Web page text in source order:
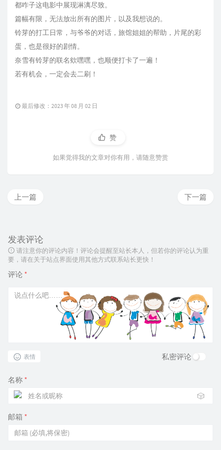
都咋子这电影中展现淋漓尽致。
篇幅有限，无法放出所有的图片，以及我想说的。
铃芽的打工日常，与爷爷的对话，旅馆姐姐的帮助，片尾的彩
蛋，也是很好的剧情。
奈雪有铃芽的联名欸嘿嘿，也顺便打卡了一遍！
若有机会，一定会去二刷！
最后修改：2023 年 08 月 02 日
赞
如果觉得我的文章对你有用，请随意赞赏
下一篇
上一篇
发表评论
请注意你的评论内容！评论会提醒至站长本人，但若你的评论认为重
要，请在关于站点界面使用其他方式联系站长更快！
评论 *
表情 私密评论
名称 *
🎲
邮箱 *